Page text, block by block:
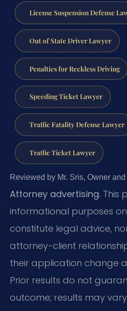
License Suspension Defense
Out of State Driver Lawyer
Penalties for Reckless Driving
Speeding Ticket Lawyer
Traffic Fatality Defense Lawyer
Traffic Ticket Lawyer
Reviewed by Mr. Sris, Owner
Attorney advertising. This
informational purposes
constitute legal advice,
attorney-client
their application change
Prior results do not
outcome; results may